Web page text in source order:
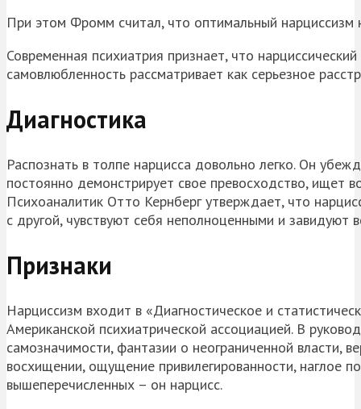
При этом Фромм считал, что оптимальный
Современная психиатрия признает, что
самовлюбленность рассматривает как серьезное
Диагностика
Распознать в толпе нарцисса довольно легко. Он
постоянно демонстрирует свое превосходство, ищет
Психоаналитик Отто Кернберг утверждает, что
с другой, чувствуют себя неполноценными и завидуют
Признаки
Нарциссизм входит в «Диагностическое и
Американской психиатрической ассоциацией. В
самозначимости, фантазии о неограниченной власти,
восхищении, ощущение привилегированности, наглое
вышеперечисленных – он нарцисс.